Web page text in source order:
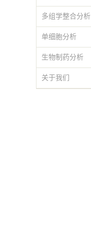
多组学整合分析
单细胞分析
生物制药分析
关于我们